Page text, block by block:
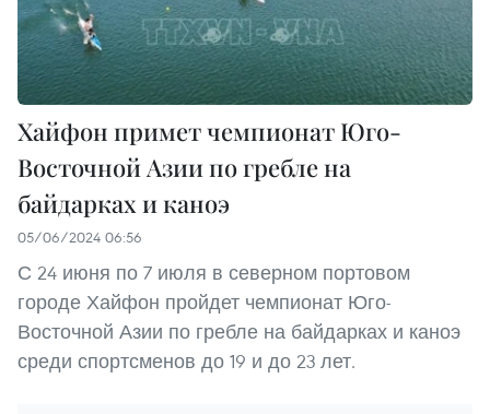
Хайфон примет чемпионат Юго-
Восточной Азии по гребле на
байдарках и каноэ
05/06/2024 06:56
С 24 июня по 7 июля в северном портовом
городе Хайфон пройдет чемпионат Юго-
Восточной Азии по гребле на байдарках и каноэ
среди спортсменов до 19 и до 23 лет.